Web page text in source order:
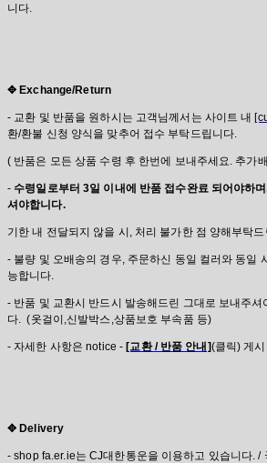
니다.
✥ Exchange/Return
- 교환 및 반품을 원하시는 고객님께서는 사이트 내
환/환불 신청 양식을 맞추어 접수 부탁드립니다.
( 반품은 모든 상품 수령 후 한번에 보내주세요. 추가
- 수령일로부터 3일 이내에 반품 접수완료 되어야하
셔야합니다.
기한 내 전달되지 않을 시, 처리 불가한 점 양해부탁
- 불량 및 오배송의 경우, 주문하신 동일 컬러와 동일
능합니다.
- 반품 및 교환시 반드시 발송해드린 그대로 보내주셔
다. (옷걸이,신발박스,상품보호 부속품 등)
- 자세한 사항은 notice - [교환 / 반품 안내](클릭) 게
✥ Delivery
- shop fa.er.ie는 CJ대한통운을 이용하고 있습니다. /